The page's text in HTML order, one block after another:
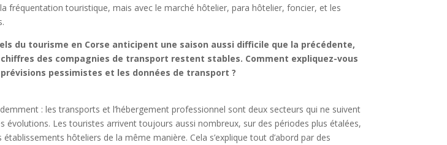
la fréquentation touristique, mais avec le marché hôtelier, para hôtelier, foncier, et les
du tourisme en Corse anticipent une saison aussi difficile que la précédente,
des compagnies de transport restent stables. Comment expliquez-vous
pessimistes et les données de transport ?
: les transports et l’hébergement professionnel sont deux secteurs qui ne suivent
évolutions. Les touristes arrivent toujours aussi nombreux, sur des périodes plus étalées,
hôteliers de la même manière. Cela s’explique tout d’abord par des